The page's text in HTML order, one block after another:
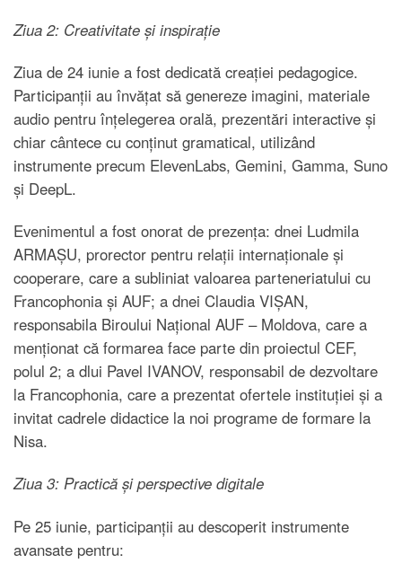
Ziua 2: Creativitate și inspirație
Ziua de 24 iunie a fost dedicată creației pedagogice.
Participanții au învățat să genereze imagini, materiale
audio pentru înțelegerea orală, prezentări interactive și
chiar cântece cu conținut gramatical, utilizând
instrumente precum ElevenLabs, Gemini, Gamma, Suno
și DeepL.
Evenimentul a fost onorat de prezența: dnei Ludmila
ARMAȘU, prorector pentru relații internaționale și
cooperare, care a subliniat valoarea parteneriatului cu
Francophonia și AUF; a dnei Claudia VIȘAN,
responsabila Biroului Național AUF – Moldova, care a
menționat că formarea face parte din proiectul CEF,
polul 2; a dlui Pavel IVANOV, responsabil de dezvoltare
la Francophonia, care a prezentat ofertele instituției și a
invitat cadrele didactice la noi programe de formare la
Nisa.
Ziua 3: Practică și perspective digitale
Pe 25 iunie, participanții au descoperit instrumente
avansate pentru: